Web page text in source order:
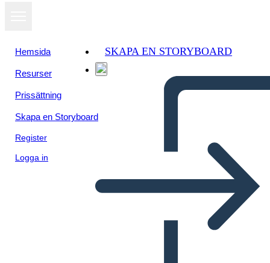
Hemsida
Resurser
Prissättning
Skapa en Storyboard
Register
Logga in
SKAPA EN STORYBOARD
Persona-Arbeitsblattvorlage